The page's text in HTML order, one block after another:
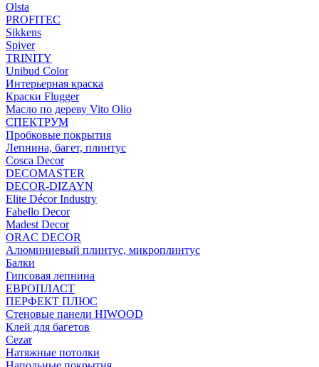
Olsta
PROFITEC
Sikkens
Spiver
TRINITY
Unibud Color
Интерьерная краска
Краски Flugger
Масло по дереву Vito Olio
СПЕКТРУМ
Пробковые покрытия
Лепнина, багет, плинтус
Cosca Decor
DECOMASTER
DECOR-DIZAYN
Elite Décor Industry
Fabello Decor
Madest Decor
ORAC DECOR
Алюминиевый плинтус, микроплинтус
Балки
Гипсовая лепнина
ЕВРОПЛАСТ
ПЕРФЕКТ ПЛЮС
Стеновые панели HIWOOD
Клей для багетов
Cezar
Натяжные потолки